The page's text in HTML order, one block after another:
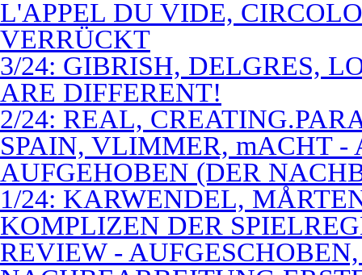
L'APPEL DU VIDE,
VERRÜCKT
3/24: GIBRISH, DELGRES,
ARE DIFFERENT!
2/24: REAL,
SPAIN, VLIMMER, mACHT -
AUFGEHOBEN (DER
1/24: KARWENDEL,
KOMPLIZEN DER
REVIEW -